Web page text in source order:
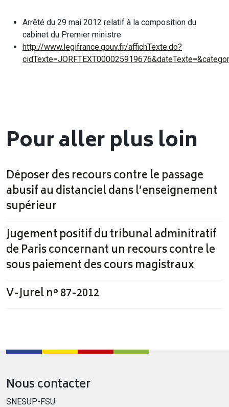
Arrêté du 29 mai 2012 relatif à la composition du
cabinet du Premier ministre
http://www.legifrance.gouv.fr/affichTexte.do?
Pour aller plus loin
Déposer des recours contre le passage
abusif au distanciel dans l’enseignement
supérieur
Jugement positif du tribunal adminitratif
de Paris concernant un recours contre le
sous paiement des cours magistraux
V-Jurel n° 87-2012
Nous contacter
SNESUP-FSU